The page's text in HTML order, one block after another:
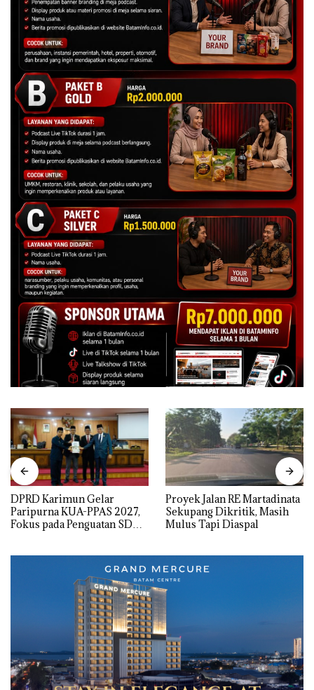
DPRD Karimun Gelar
Paripurna KUA-PPAS 2027,
Fokus pada Penguatan SDM,
Proyek Jalan RE Martadinata
Sekupang Dikritik, Masih
Mulus Tapi Diaspal